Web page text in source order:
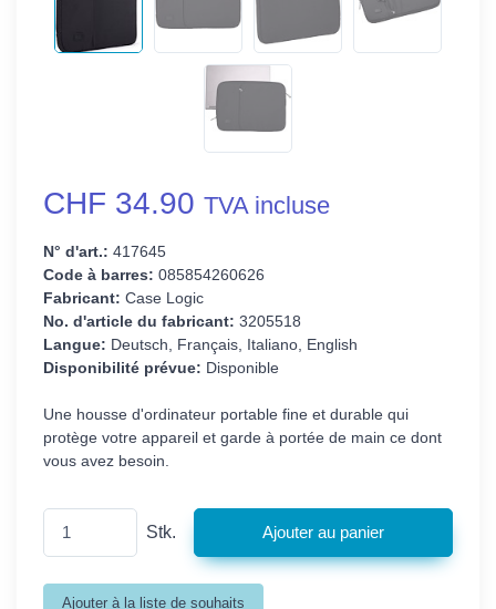
CHF 34.90 TVA incluse
N° d'art.: 417645
Code à barres: 085854260626
Fabricant: Case Logic
No. d'article du fabricant: 3205518
Langue: Deutsch, Français, Italiano, English
Disponibilité prévue: Disponible
Une housse d'ordinateur portable fine et durable qui
protège votre appareil et garde à portée de main ce dont
vous avez besoin.
Stk.